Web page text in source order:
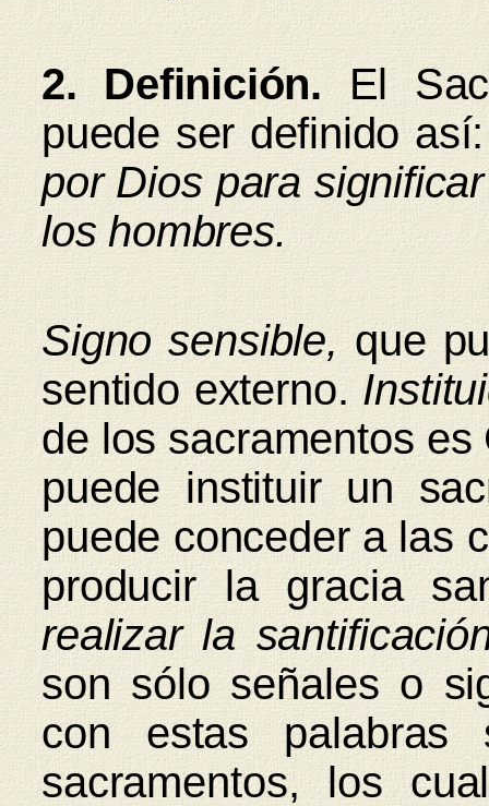
2. Definición. El
puede ser definido
por Dios para
los hombres.
Signo sensible, que
sentido externo.
de los sacramentos
puede instituir un
puede conceder a las
producir la gracia
realizar la
son sólo señales o
con estas
sacramentos, los